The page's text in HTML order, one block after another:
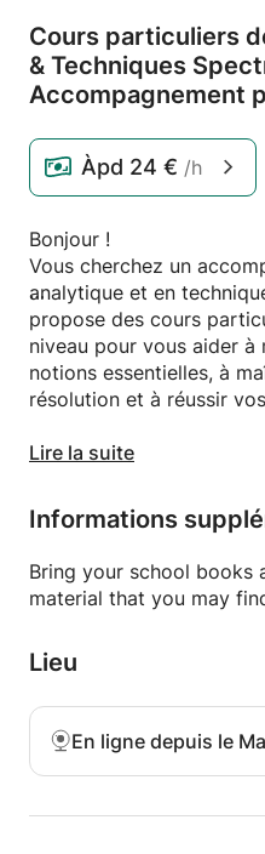
Cours particuliers
& Techniques
Accompagnement
Àpd 24 € /h
Bonjour !
Vous cherchez un
analytique et en
propose des cours
niveau pour vous aider à
notions essentielles, à
résolution et à réussir
Les cours sont basés sur
d’application. Nous
notions fondamentales
dosages, l’analyse des
principes des principales
spectroscopiques.
Pour toute question ou
Lire la suite
Informations
Bring your school books
material that you may
Lieu
En ligne depuis le